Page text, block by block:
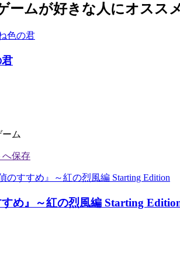
ームが好きな人にオスス
ム
すめ』～紅の烈風編 Starting